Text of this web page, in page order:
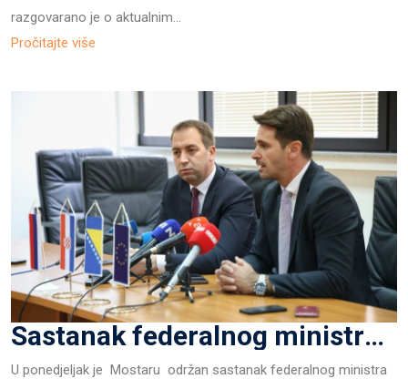
razgovarano je o aktualnim…
Pročitajte više
Sastanak federalnog ministra pravde Vedrana Škobića i ministra pravde Republike Srpske Gorana Selaka, na temu harmonizacije, zaštite i pravne sigurnosti imovine Srpske pravoslavne crkve u Federaciji BiH održan u Mostaru
U ponedjeljak je Mostaru održan sastanak federalnog ministra